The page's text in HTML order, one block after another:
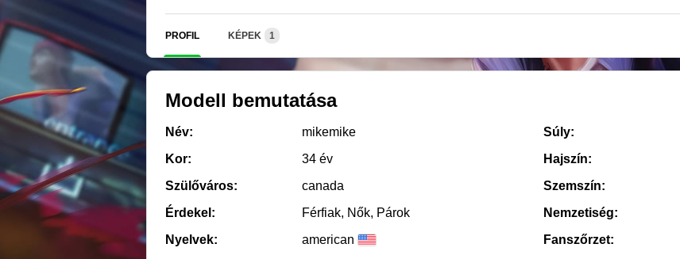
PROFIL KÉPEK 1
Modell bemutatása
Név:
mikemike
Kor:
34 év
Szülőváros:
canada
Érdekel:
Férfiak, Nők, Párok
Nyelvek:
american
Súly:
Hajszín:
Szemszín:
Nemzetiség:
Fanszőrzet: